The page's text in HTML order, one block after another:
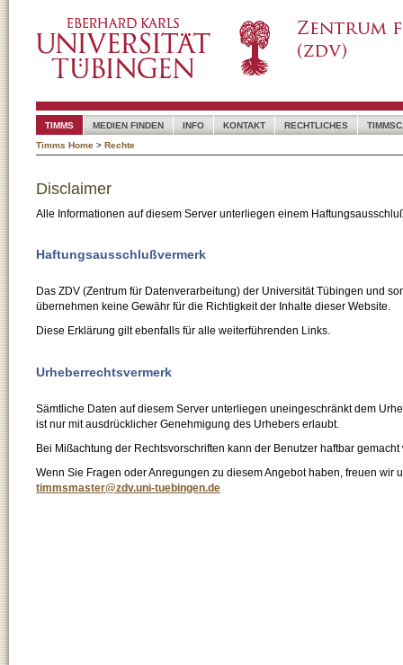
TIMMS MEDIEN FINDEN INFO KONTAKT RECHTLICHES
Timms Home > Rechte
Disclaimer
Alle Informationen auf diesem Server unterliegen einem
Haftungsausschlußvermerk
Das ZDV (Zentrum für Datenverarbeitung) der Universität Tübingen und
übernehmen keine Gewähr für die Richtigkeit der Inhalte dieser Website.
Diese Erklärung gilt ebenfalls für alle weiterführenden Links.
Urheberrechtsvermerk
Sämtliche Daten auf diesem Server unterliegen uneingeschränkt dem
ist nur mit ausdrücklicher Genehmigung des Urhebers erlaubt.
Bei Mißachtung der Rechtsvorschriften kann der Benutzer haftbar gemacht
Wenn Sie Fragen oder Anregungen zu diesem Angebot haben, freuen wir
timmsmaster@zdv.uni-tuebingen.de